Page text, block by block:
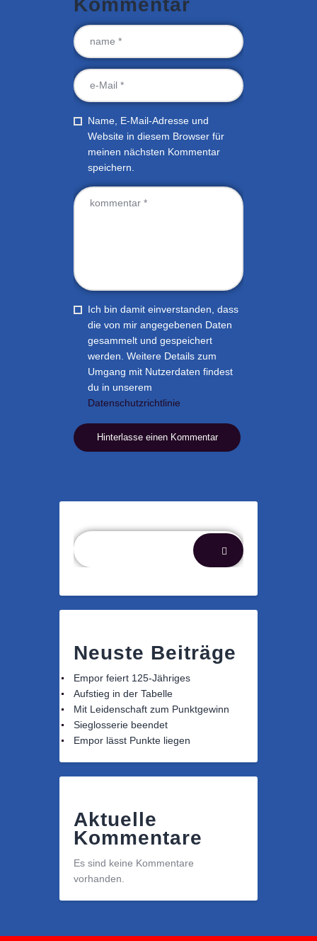
Name, E-Mail-Adresse und
Website in diesem Browser für
meinen nächsten Kommentar
speichern.
Ich bin damit einverstanden, dass
die von mir angegebenen Daten
gesammelt und gespeichert
werden. Weitere Details zum
Umgang mit Nutzerdaten findest
du in unserem
Datenschutzrichtlinie
Neuste Beiträge
Empor feiert 125-Jähriges
Aufstieg in der Tabelle
Mit Leidenschaft zum Punktgewinn
Sieglosserie beendet
Empor lässt Punkte liegen
Aktuelle
Kommentare
Es sind keine Kommentare
vorhanden.